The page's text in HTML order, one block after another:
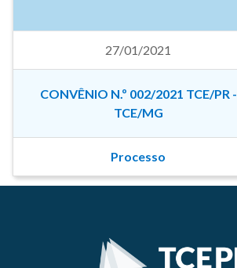
27/01/2021
CONVÊNIO N.º 002/2021 TCE/PR -
TCE/MG
Processo